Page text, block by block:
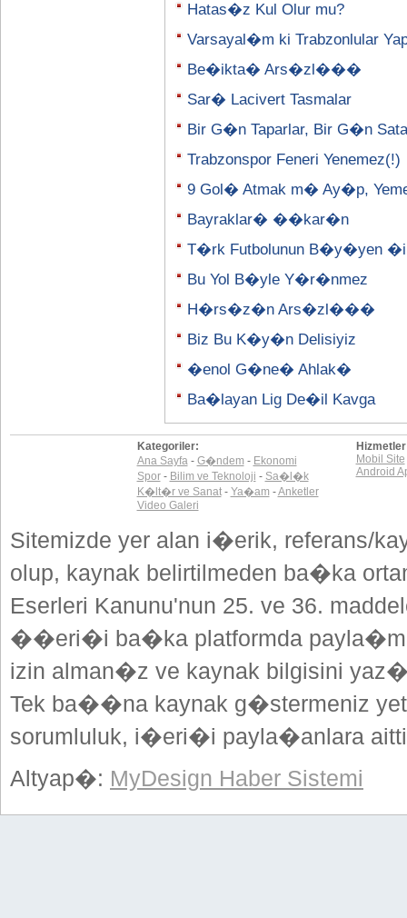
Hatas�z Kul Olur mu?
Varsayal�m ki Trabzonlular
Be�ikta� Ars�zl���
Sar� Lacivert Tasmalar
Bir G�n Taparlar, Bir G�n
Trabzonspor Feneri Yenemez(!)
9 Gol� Atmak m� Ay�p,
Bayraklar� ��kar�n
T�rk Futbolunun B�y�yen
Bu Yol B�yle Y�r�nmez
H�rs�z�n Ars�zl���
Biz Bu K�y�n Delisiyiz
�enol G�ne� Ahlak�
Ba�layan Lig De�il Kavga
Kategoriler:
Ana Sayfa- G�ndem - Ekonomi
Spor- Bilim ve Teknoloji - Sa�l�k
K�lt�r ve Sanat- Ya�am -Anketler
Video Galeri
Mobil Site
Android
Sitemizde yer alan i�erik, referans/
olup, kaynak belirtilmeden ba�ka
Eserleri Kanunu'nun 25. ve 36.
��eri�i ba�ka platformda
izin alman�z ve kaynak bilgisini
Tek ba��na kaynak g�stermeniz
sorumluluk, i�eri�i payla�anlara
Altyap�: MyDesign Haber Sistemi